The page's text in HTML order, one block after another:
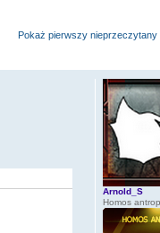
Pokaż pierwszy nieprzeczytany
Arnold_S
Homos